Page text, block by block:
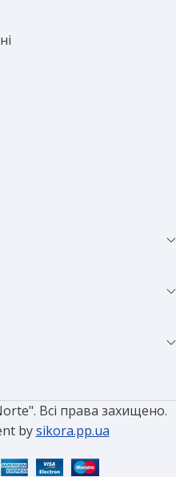
Всі права захищено.
bysikora.pp.ua